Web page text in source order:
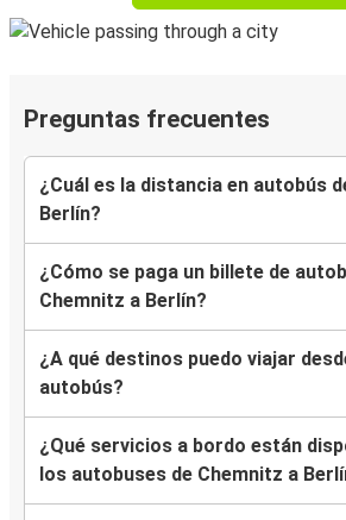
Preguntas frecuentes
¿Cuál es la distancia en autobús
Berlín?
¿Cómo se paga un billete de
Chemnitz a Berlín?
¿A qué destinos puedo viajar
autobús?
¿Qué servicios a bordo están
los autobuses de Chemnitz a